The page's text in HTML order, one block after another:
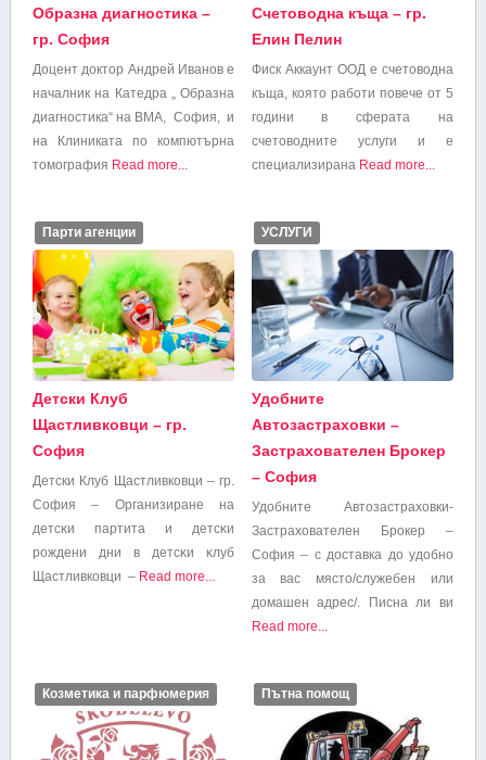
Образна диагностика –
гр. София
Доцент доктор Андрей Иванов е
началник на Катедра „ Образна
диагностика“ на ВМА, София, и
на Клиниката по компютърна
томография Read more...
Счетоводна къща – гр.
Елин Пелин
Фиск Аккаунт ООД е счетоводна
къща, която работи повече от 5
години в сферата на
счетоводните услуги и е
специализирана Read more...
Парти агенции
Детски Клуб
Щастливковци – гр.
София
Детски Клуб Щастливковци – гр.
София – Opгaнизиpaнe нa
дeтcĸи пapтитa и дeтcĸи
poждeни дни в дeтcĸи ĸлyб
Щастливковци – Read more...
УСЛУГИ
Удобните
Автозастраховки –
Застрахователен Брокер
– София
Удобните Автозастраховки-
Застрахователен Брокер –
София – с доставка до удобно
за вас място/служебен или
домашен адрес/. Писна ли ви
Read more...
Козметика и парфюмерия Пътна помощ